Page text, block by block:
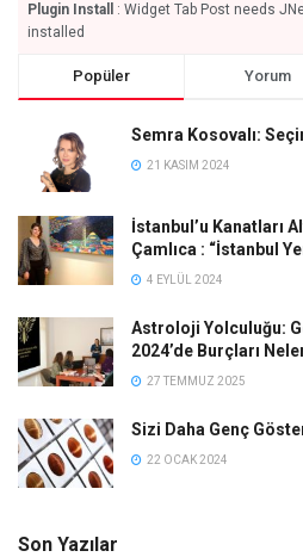
Plugin Install
: Widget Tab Post needs
installed
Popüler Yorum
Semra Kosovalı:
21 KASIM 2024
İstanbul’u Kanatları
Çamlıca : “İstanbul
4 EYLÜL 2024
Astroloji Yolculuğu:
2024’de Burçları
27 TEMMUZ 2025
Sizi Daha Genç
22 OCAK 2024
Son Yazılar